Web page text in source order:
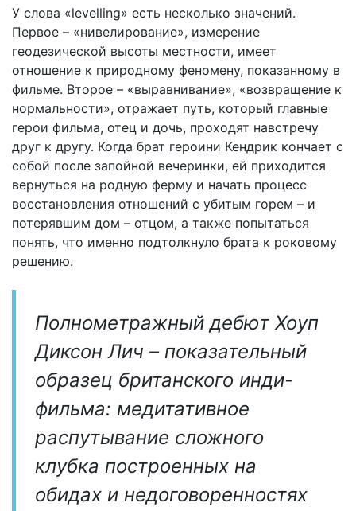
У слова «levelling» есть несколько значений.
Первое – «нивелирование», измерение
геодезической высоты местности, имеет
отношение к природному феномену, показанному в
фильме. Второе – «выравнивание», «возвращение к
нормальности», отражает путь, который главные
герои фильма, отец и дочь, проходят навстречу
друг к другу. Когда брат героини Кендрик кончает с
собой после запойной вечеринки, ей приходится
вернуться на родную ферму и начать процесс
восстановления отношений с убитым горем – и
потерявшим дом – отцом, а также попытаться
понять, что именно подтолкнуло брата к роковому
решению.
Полнометражный дебют Хоуп
Диксон Лич – показательный
образец британского инди-
фильма: медитативное
распутывание сложного
клубка построенных на
обидах и недоговоренностях